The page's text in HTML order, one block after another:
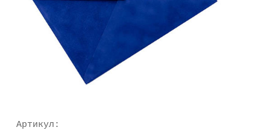
Артикул: